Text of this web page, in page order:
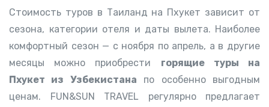
Стоимость туров в Таиланд на Пхукет зависит от
сезона, категории отеля и даты вылета. Наиболее
комфортный сезон — с ноября по апрель, а в другие
месяцы можно приобрести горящие туры на
Пхукет из Узбекистана по особенно выгодным
ценам. FUN&SUN TRAVEL регулярно предлагает